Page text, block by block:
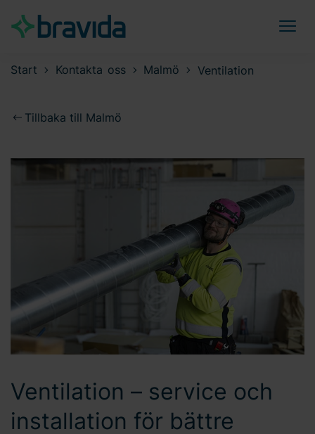
Start Kontakta oss Malmö Ventilation
Tillbaka till Malmö
Ventilation – service och
installation för bättre